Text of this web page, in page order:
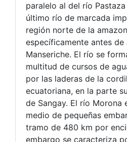
paralelo al del río
último río de marcada
región norte de la
específicamente antes
Manseriche. El río se
multitud de cursos de
por las laderas de la
ecuatoriana, en la parte
de Sangay. El río Morona
medio de pequeñas
tramo de 480 km por
embargo se caracteriza